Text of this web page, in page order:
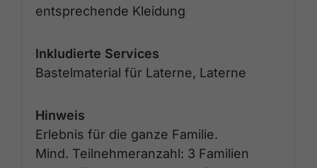
entsprechende Kleidung
Inkludierte Services
Bastelmaterial für Laterne, Laterne
Hinweis
Erlebnis für die ganze Familie.
Mind. Teilnehmeranzahl: 3 Familien